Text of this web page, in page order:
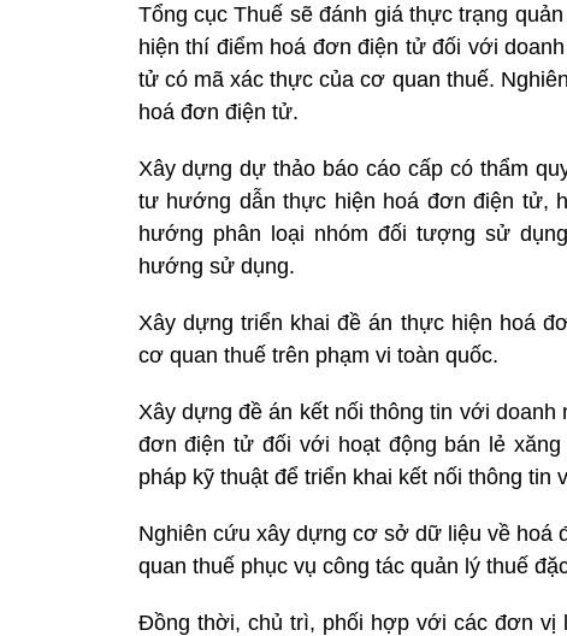
Tổng cục Thuế sẽ đánh giá thực trạng
hiện thí điểm hoá đơn điện tử đối với
tử có mã xác thực của cơ quan thuế.
hoá đơn điện tử.
Xây dựng dự thảo báo cáo cấp có thẩm
tư hướng dẫn thực hiện hoá đơn điện tử,
hướng phân loại nhóm đối tượng sử
hướng sử dụng.
Xây dựng triển khai đề án thực hiện hoá
cơ quan thuế trên phạm vi toàn quốc.
Xây dựng đề án kết nối thông tin với
đơn điện tử đối với hoạt động bán lẻ
pháp kỹ thuật để triển khai kết nối thông tin
Nghiên cứu xây dựng cơ sở dữ liệu về hoá
quan thuế phục vụ công tác quản lý thuế
Đồng thời, chủ trì, phối hợp với các đơn vị